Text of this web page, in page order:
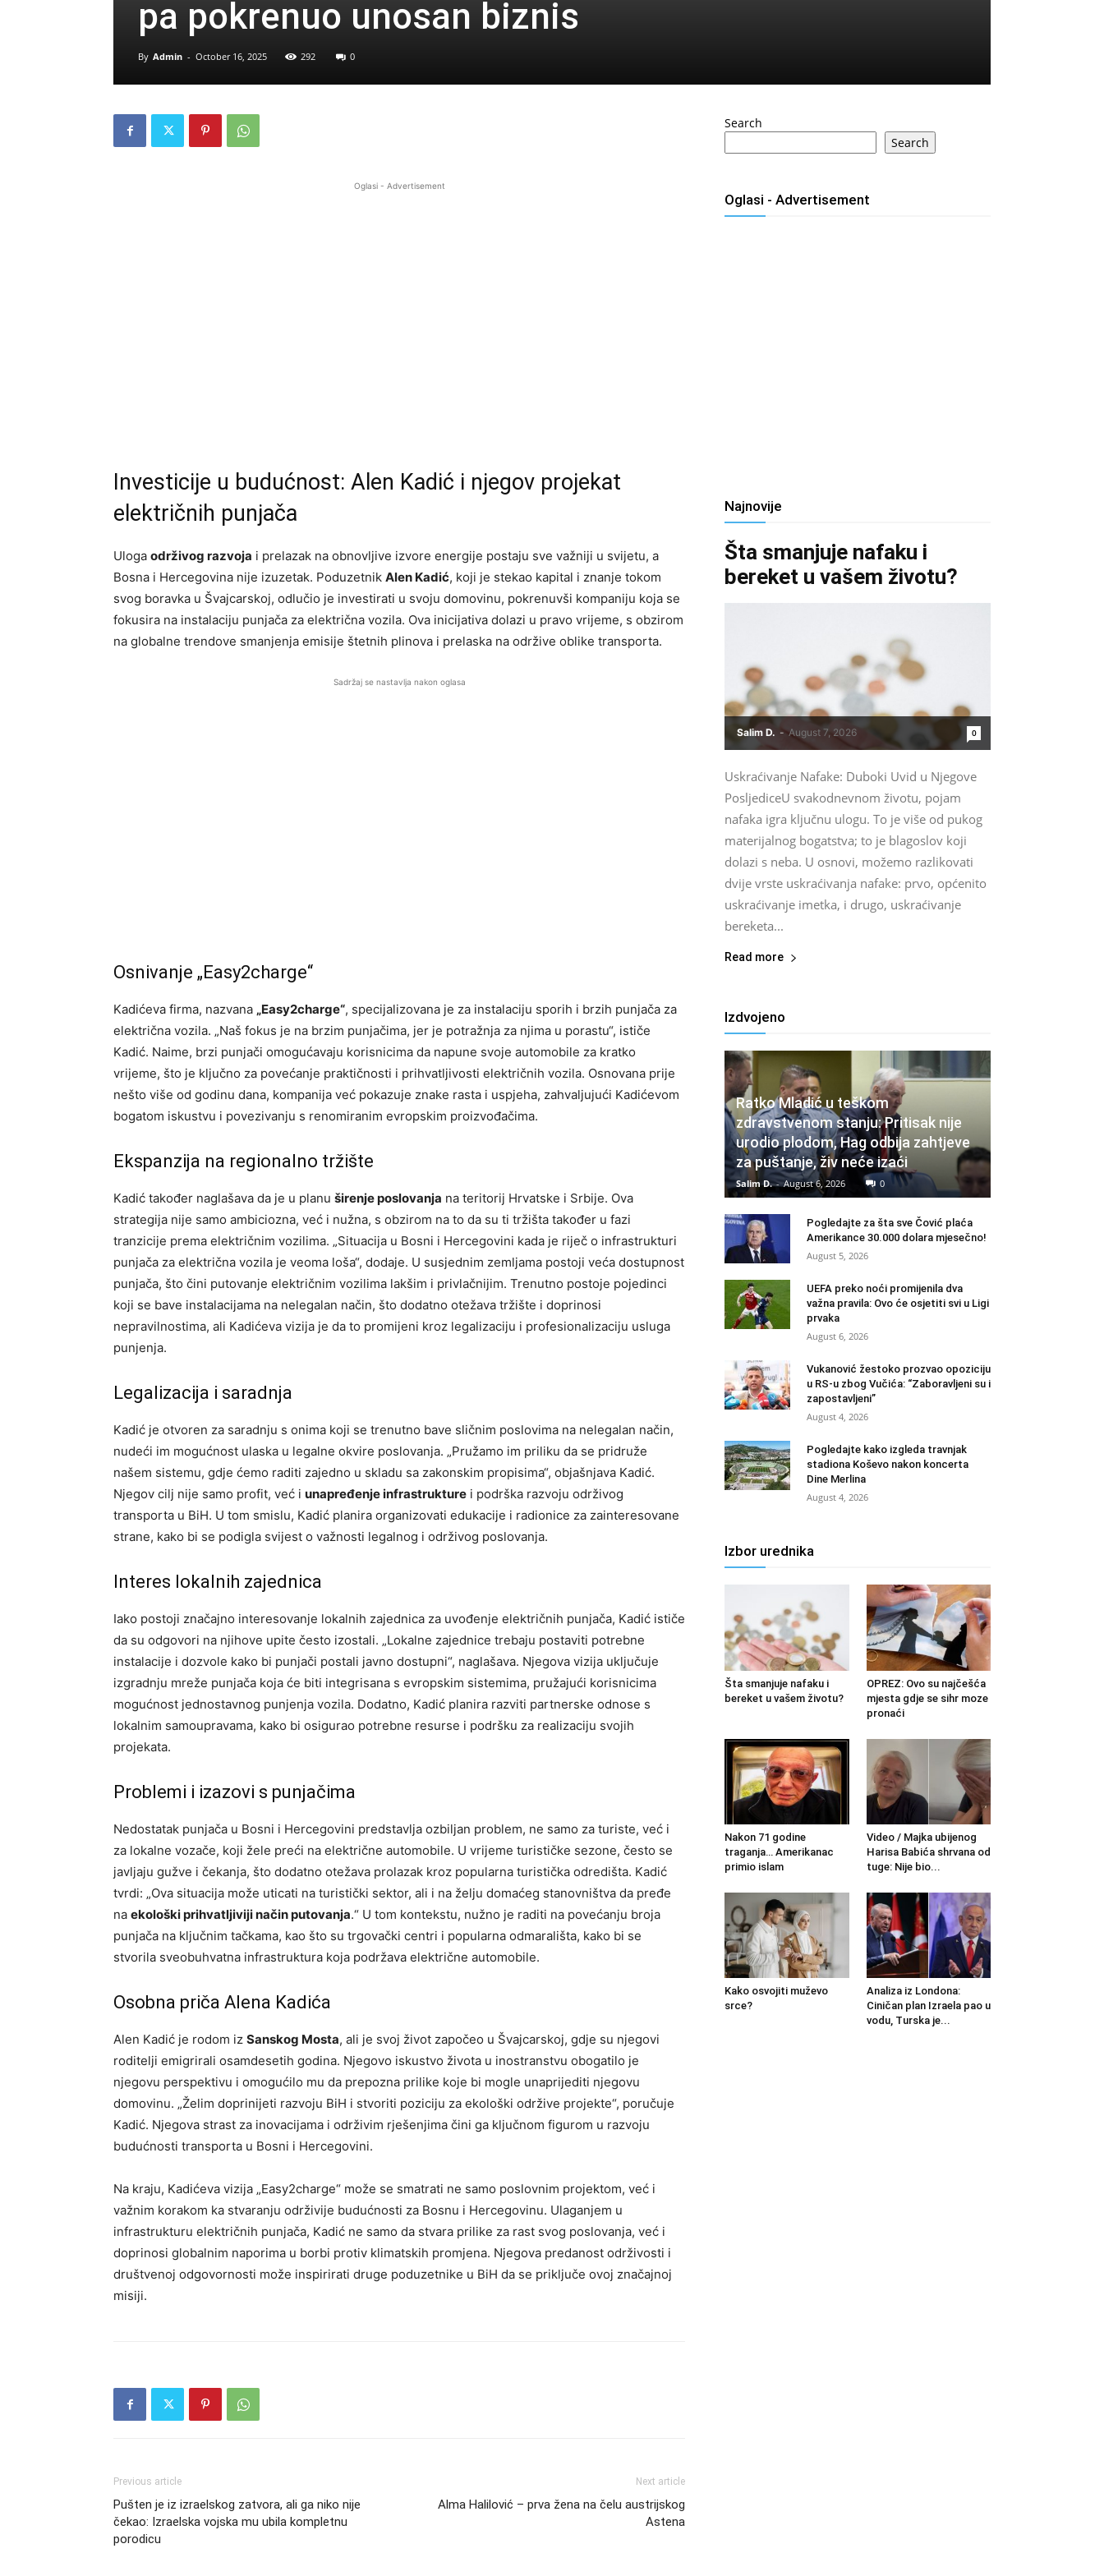
pa pokrenuo unosan biznis
By Admin - October 16, 2025 292 0
Oglasi - Advertisement
Investicije u budućnost: Alen Kadić i njegov projekat
električnih punjača
Uloga održivog razvoja i prelazak na obnovljive izvore energije postaju sve važniji u svijetu, a
Bosna i Hercegovina nije izuzetak. Poduzetnik Alen Kadić, koji je stekao kapital i znanje tokom
svog boravka u Švajcarskoj, odlučio je investirati u svoju domovinu, pokrenuvši kompaniju koja se
fokusira na instalaciju punjača za električna vozila. Ova inicijativa dolazi u pravo vrijeme, s obzirom
na globalne trendove smanjenja emisije štetnih plinova i prelaska na održive oblike transporta.
Sadržaj se nastavlja nakon oglasa
Osnivanje „Easy2charge“
Kadićeva firma, nazvana „Easy2charge“, specijalizovana je za instalaciju sporih i brzih punjača za
električna vozila. „Naš fokus je na brzim punjačima, jer je potražnja za njima u porastu“, ističe
Kadić. Naime, brzi punjači omogućavaju korisnicima da napune svoje automobile za kratko
vrijeme, što je ključno za povećanje praktičnosti i prihvatljivosti električnih vozila. Osnovana prije
nešto više od godinu dana, kompanija već pokazuje znake rasta i uspjeha, zahvaljujući Kadićevom
bogatom iskustvu i povezivanju s renomiranim evropskim proizvođačima.
Ekspanzija na regionalno tržište
Kadić također naglašava da je u planu širenje poslovanja na teritorij Hrvatske i Srbije. Ova
strategija nije samo ambiciozna, već i nužna, s obzirom na to da su ti tržišta također u fazi
tranzicije prema električnim vozilima. „Situacija u Bosni i Hercegovini kada je riječ o infrastrukturi
punjača za električna vozila je veoma loša“, dodaje. U susjednim zemljama postoji veća dostupnost
punjača, što čini putovanje električnim vozilima lakšim i privlačnijim. Trenutno postoje pojedinci
koji se bave instalacijama na nelegalan način, što dodatno otežava tržište i doprinosi
nepravilnostima, ali Kadićeva vizija je da to promijeni kroz legalizaciju i profesionalizaciju usluga
punjenja.
Legalizacija i saradnja
Kadić je otvoren za saradnju s onima koji se trenutno bave sličnim poslovima na nelegalan način,
nudeći im mogućnost ulaska u legalne okvire poslovanja. „Pružamo im priliku da se pridruže
našem sistemu, gdje ćemo raditi zajedno u skladu sa zakonskim propisima“, objašnjava Kadić.
Njegov cilj nije samo profit, već i unapređenje infrastrukture i podrška razvoju održivog
transporta u BiH. U tom smislu, Kadić planira organizovati edukacije i radionice za zainteresovane
strane, kako bi se podigla svijest o važnosti legalnog i održivog poslovanja.
Interes lokalnih zajednica
Iako postoji značajno interesovanje lokalnih zajednica za uvođenje električnih punjača, Kadić ističe
da su odgovori na njihove upite često izostali. „Lokalne zajednice trebaju postaviti potrebne
instalacije i dozvole kako bi punjači postali javno dostupni“, naglašava. Njegova vizija uključuje
izgradnju mreže punjača koja će biti integrisana s evropskim sistemima, pružajući korisnicima
mogućnost jednostavnog punjenja vozila. Dodatno, Kadić planira razviti partnerske odnose s
lokalnim samoupravama, kako bi osigurao potrebne resurse i podršku za realizaciju svojih
projekata.
Problemi i izazovi s punjačima
Nedostatak punjača u Bosni i Hercegovini predstavlja ozbiljan problem, ne samo za turiste, već i
za lokalne vozače, koji žele preći na električne automobile. U vrijeme turističke sezone, često se
javljaju gužve i čekanja, što dodatno otežava prolazak kroz popularna turistička odredišta. Kadić
tvrdi: „Ova situacija može uticati na turistički sektor, ali i na želju domaćeg stanovništva da pređe
na ekološki prihvatljiviji način putovanja.“ U tom kontekstu, nužno je raditi na povećanju broja
punjača na ključnim tačkama, kao što su trgovački centri i popularna odmarališta, kako bi se
stvorila sveobuhvatna infrastruktura koja podržava električne automobile.
Osobna priča Alena Kadića
Alen Kadić je rodom iz Sanskog Mosta, ali je svoj život započeo u Švajcarskoj, gdje su njegovi
roditelji emigrirali osamdesetih godina. Njegovo iskustvo života u inostranstvu obogatilo je
njegovu perspektivu i omogućilo mu da prepozna prilike koje bi mogle unaprijediti njegovu
domovinu. „Želim doprinijeti razvoju BiH i stvoriti poziciju za ekološki održive projekte“, poručuje
Kadić. Njegova strast za inovacijama i održivim rješenjima čini ga ključnom figurom u razvoju
budućnosti transporta u Bosni i Hercegovini.
Na kraju, Kadićeva vizija „Easy2charge“ može se smatrati ne samo poslovnim projektom, već i
važnim korakom ka stvaranju održivije budućnosti za Bosnu i Hercegovinu. Ulaganjem u
infrastrukturu električnih punjača, Kadić ne samo da stvara prilike za rast svog poslovanja, već i
doprinosi globalnim naporima u borbi protiv klimatskih promjena. Njegova predanost održivosti i
društvenoj odgovornosti može inspirirati druge poduzetnike u BiH da se priključe ovoj značajnoj
misiji.
Previous article
Pušten je iz izraelskog zatvora, ali ga niko nije
čekao: Izraelska vojska mu ubila kompletnu
porodicu
Next article
Alma Halilović – prva žena na čelu austrijskog
Astena
Search
Search
Oglasi - Advertisement
Najnovije
Šta smanjuje nafaku i
bereket u vašem životu?
Salim D. - August 7, 2026 0
Uskraćivanje Nafake: Duboki Uvid u Njegove
PosljediceU svakodnevnom životu, pojam
nafaka igra ključnu ulogu. To je više od pukog
materijalnog bogatstva; to je blagoslov koji
dolazi s neba. U osnovi, možemo razlikovati
dvije vrste uskraćivanja nafake: prvo, općenito
uskraćivanje imetka, i drugo, uskraćivanje
bereketa...
Read more
Izdvojeno
Ratko Mladić u teškom
zdravstvenom stanju: Pritisak nije
urodio plodom, Hag odbija zahtjeve
za puštanje, živ neće izaći
Salim D. - August 6, 2026 0
Pogledajte za šta sve Čović plaća
Amerikance 30.000 dolara mjesečno!
August 5, 2026
UEFA preko noći promijenila dva
važna pravila: Ovo će osjetiti svi u Ligi
prvaka
August 6, 2026
Vukanović žestoko prozvao opoziciju
u RS-u zbog Vučića: “Zaboravljeni su i
zapostavljeni”
August 4, 2026
Pogledajte kako izgleda travnjak
stadiona Koševo nakon koncerta
Dine Merlina
August 4, 2026
Izbor urednika
Šta smanjuje nafaku i
bereket u vašem životu?
OPREZ: Ovo su najčešća
mjesta gdje se sihr moze
pronaći
Nakon 71 godine
traganja… Amerikanac
primio islam
Video / Majka ubijenog
Harisa Babića shrvana od
tuge: Nije bio...
Kako osvojiti muževo
srce?
Analiza iz Londona:
Ciničan plan Izraela pao u
vodu, Turska je...